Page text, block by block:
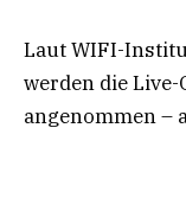
Laut WIFI-
werden die
angenommen –